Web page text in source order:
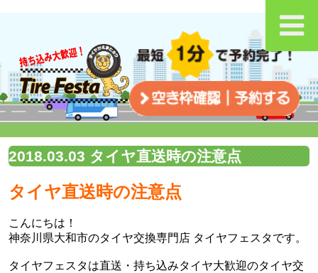
2018.03.03 タイヤ直送時の注意点
タイヤ直送時の注意点
こんにちは！
神奈川県大和市のタイヤ交換専門店 タイヤフェスタです。
タイヤフェスタは直送・持ち込みタイヤ大歓迎のタイヤ交